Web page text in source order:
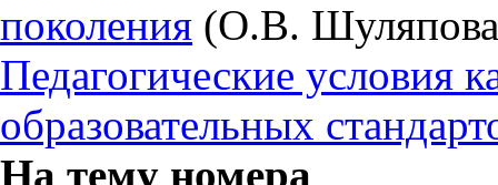
поколения (О.В.
Педагогические условия
образовательных
На тему номера